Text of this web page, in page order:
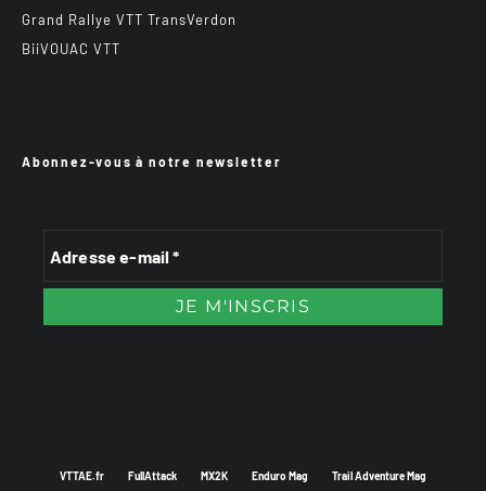
Grand Rallye VTT TransVerdon
BiiVOUAC VTT
Abonnez-vous à notre newsletter
VTTAE.fr FullAttack MX2K Enduro Mag Trail Adventure Mag